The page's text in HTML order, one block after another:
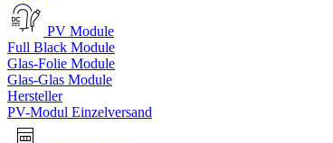
PV Module
Full Black Module
Glas-Folie Module
Glas-Glas Module
Hersteller
PV-Modul Einzelversand